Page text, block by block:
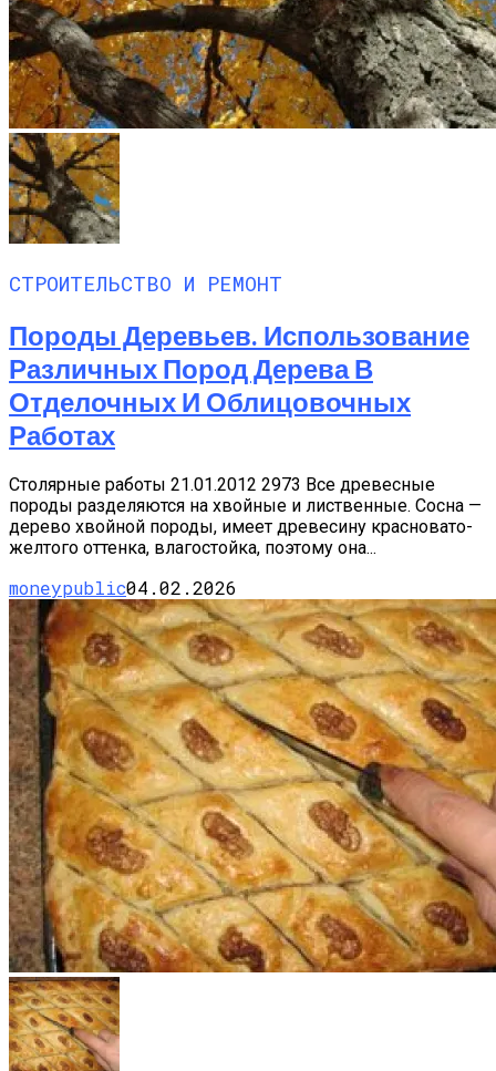
СТРОИТЕЛЬСТВО И РЕМОНТ
Породы Деревьев. Использование
Различных Пород Дерева В
Отделочных И Облицовочных
Работах
Столярные работы 21.01.2012 2973 Все древесные
породы разделяются на хвойные и лиственные. Сосна —
дерево хвойной породы, имеет древесину красновато-
желтого оттенка, влагостойка, поэтому она...
moneypublic04.02.2026